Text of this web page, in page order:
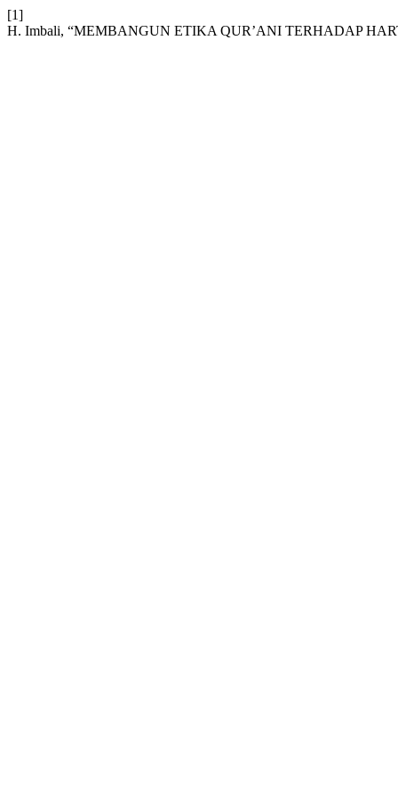
[1]
H. Imbali, “MEMBANGUN ETIKA QUR’ANI TERHADAP